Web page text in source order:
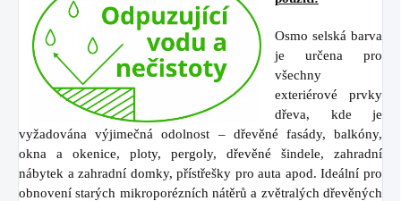
Osmo selská barva
je určena pro
všechny
exteriérové prvky
dřeva, kde je
vyžadována výjimečná odolnost – dřevěné fasády, balkóny,
okna a okenice, ploty, pergoly, dřevěné
šindele, zahradní
nábytek a zahradní domky, přístřešky pro auta apod.Ideální pro
obnovení starých mikroporézních nátěrů a zvětralýchdřevěných